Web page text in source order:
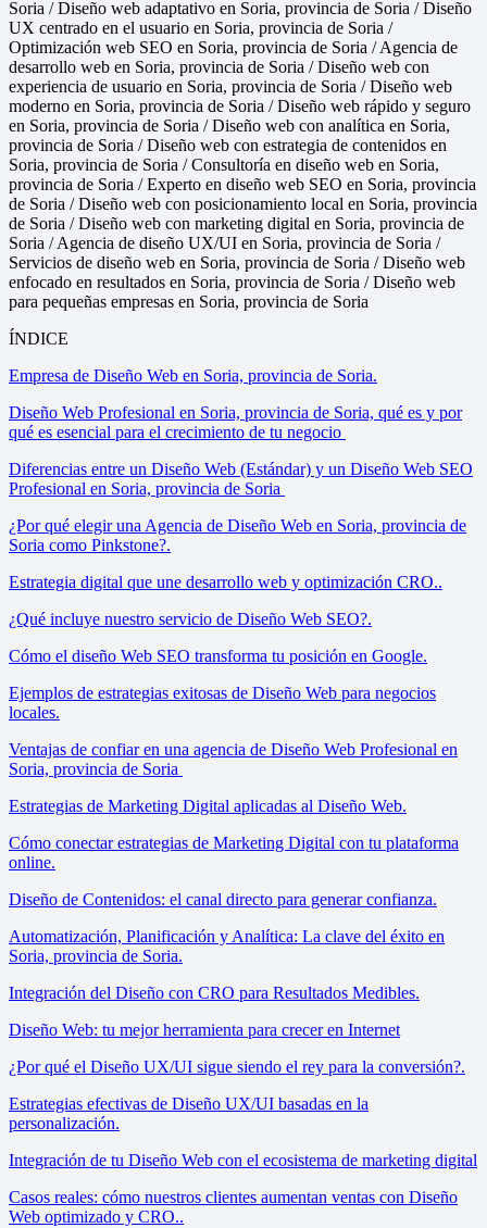
Soria / Diseño web adaptativo en Soria, provincia de Soria / Diseño
UX centrado en el usuario en Soria, provincia de Soria /
Optimización web SEO en Soria, provincia de Soria / Agencia de
desarrollo web en Soria, provincia de Soria / Diseño web con
experiencia de usuario en Soria, provincia de Soria / Diseño web
moderno en Soria, provincia de Soria / Diseño web rápido y seguro
en Soria, provincia de Soria / Diseño web con analítica en Soria,
provincia de Soria / Diseño web con estrategia de contenidos en
Soria, provincia de Soria / Consultoría en diseño web en Soria,
provincia de Soria / Experto en diseño web SEO en Soria, provincia
de Soria / Diseño web con posicionamiento local en Soria, provincia
de Soria / Diseño web con marketing digital en Soria, provincia de
Soria / Agencia de diseño UX/UI en Soria, provincia de Soria /
Servicios de diseño web en Soria, provincia de Soria / Diseño web
enfocado en resultados en Soria, provincia de Soria / Diseño web
para pequeñas empresas en Soria, provincia de Soria
ÍNDICE
Empresa de Diseño Web en Soria, provincia de Soria.
Diseño Web Profesional en Soria, provincia de Soria, qué es y por
qué es esencial para el crecimiento de tu negocio
Diferencias entre un Diseño Web (Estándar) y un Diseño Web SEO
Profesional en Soria, provincia de Soria
¿Por qué elegir una Agencia de Diseño Web en Soria, provincia de
Soria como Pinkstone?.
Estrategia digital que une desarrollo web y optimización CRO..
¿Qué incluye nuestro servicio de Diseño Web SEO?.
Cómo el diseño Web SEO transforma tu posición en Google.
Ejemplos de estrategias exitosas de Diseño Web para negocios
locales.
Ventajas de confiar en una agencia de Diseño Web Profesional en
Soria, provincia de Soria
Estrategias de Marketing Digital aplicadas al Diseño Web.
Cómo conectar estrategias de Marketing Digital con tu plataforma
online.
Diseño de Contenidos: el canal directo para generar confianza.
Automatización, Planificación y Analítica: La clave del éxito en
Soria, provincia de Soria.
Integración del Diseño con CRO para Resultados Medibles.
Diseño Web: tu mejor herramienta para crecer en Internet
¿Por qué el Diseño UX/UI sigue siendo el rey para la conversión?.
Estrategias efectivas de Diseño UX/UI basadas en la
personalización.
Integración de tu Diseño Web con el ecosistema de marketing digital
Casos reales: cómo nuestros clientes aumentan ventas con Diseño
Web optimizado y CRO..